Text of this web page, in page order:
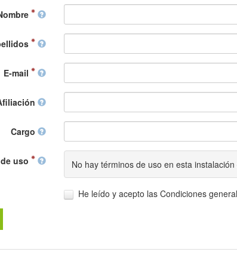
E-mail
Cargo
uso No hay términos de uso en esta
He leído y acepto las Condiciones